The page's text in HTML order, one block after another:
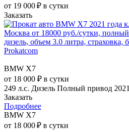
от 19 000 ₽ в сутки
Заказать
BMW X7
от 18 000 ₽ в сутки
249 л.с. Дизель Полный привод 2021
Заказать
Подробнее
BMW X7
от 18 000 ₽ в сутки